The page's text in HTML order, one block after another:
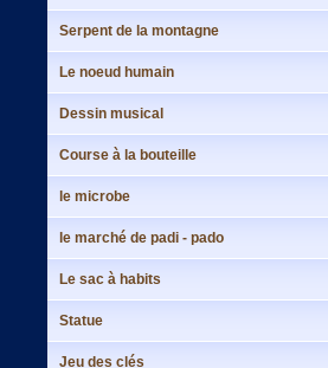
Serpent de la montagne
Le noeud humain
Dessin musical
Course à la bouteille
le microbe
le marché de padi - pado
Le sac à habits
Statue
Jeu des clés